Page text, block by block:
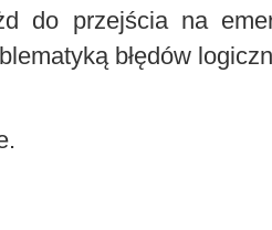
do przejścia na
błędów